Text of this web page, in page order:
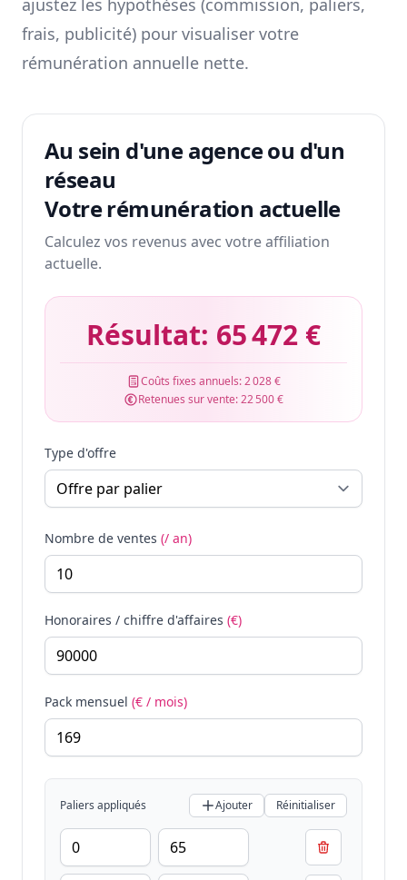
ajustez les hypothèses (commission, paliers,
frais, publicité) pour visualiser votre
rémunération annuelle nette.
Au sein d'une agence ou d'un
réseau
Votre rémunération actuelle
Calculez vos revenus avec votre affiliation
actuelle.
Résultat: 65 472 €
Coûts fixes annuels:2 028 €
Retenues sur vente:22 500 €
Type d'offre
Nombre de ventes (/ an)
Honoraires / chiffre d'affaires (€)
Pack mensuel (€ / mois)
Paliers appliqués Ajouter Réinitialiser